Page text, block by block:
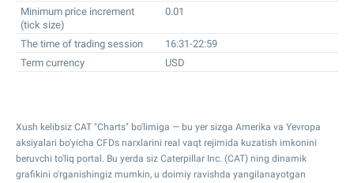
Minimum price increment
(tick size)
0.01
The time of trading session
16:31-22:59
Term currency
USD
Xush kelibsiz CAT "Charts" bo'limiga — bu yer sizga Amerika va Yevropa
aksiyalari bo'yicha CFDs narxlarini real vaqt rejimida kuzatish imkonini
beruvchi to'liq portal. Bu yerda siz Caterpillar Inc. (CAT) ning dinamik
grafikini o'rganishingiz mumkin, u doimiy ravishda yangilanayotgan